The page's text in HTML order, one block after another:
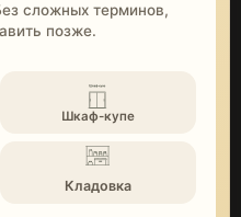
сложных терминов,
позже.
Шкаф-купе
Кладовка